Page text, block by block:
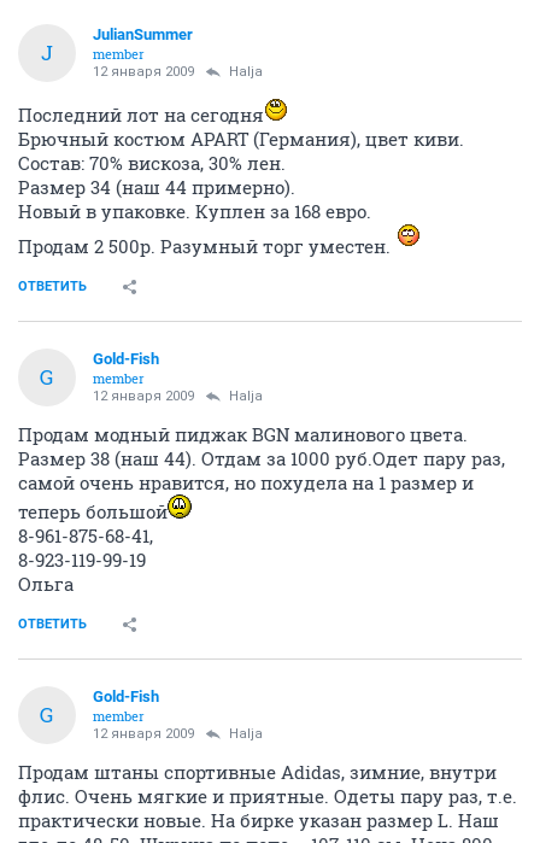
J
JulianSummer
member
12 января 2009 Halja
Последний лот на сегодня
Брючный костюм APART (Германия), цвет киви.
Состав: 70% вискоза, 30% лен.
Размер 34 (наш 44 примерно).
Новый в упаковке. Куплен за 168 евро.
Продам 2 500р. Разумный торг уместен.
ОТВЕТИТЬ
G
Gold-Fish
member
12 января 2009 Halja
Продам модный пиджак BGN малинового цвета.
Размер 38 (наш 44). Отдам за 1000 руб.Одет пару раз,
самой очень нравится, но похудела на 1 размер и
теперь большой
8-961-875-68-41,
8-923-119-99-19
Ольга
ОТВЕТИТЬ
G
Gold-Fish
member
12 января 2009 Halja
Продам штаны спортивные Adidas, зимние, внутри
флис. Очень мягкие и приятные. Одеты пару раз, т.е.
практически новые. На бирке указан размер L. Наш